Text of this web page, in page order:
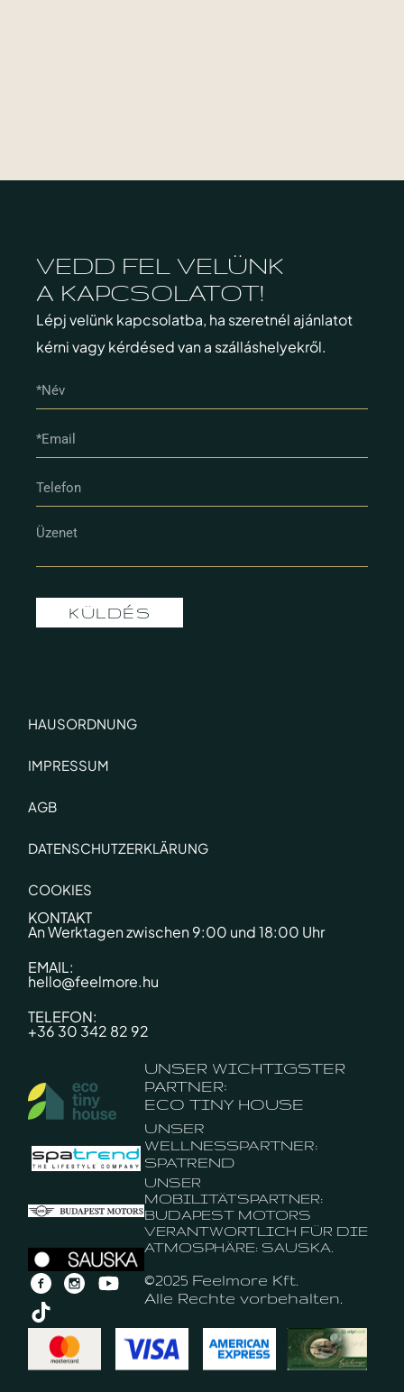
VEDD FEL VELÜNK
A KAPCSOLATOT!
Lépj velünk kapcsolatba, ha szeretnél ajánlatot
kérni vagy kérdésed van a szálláshelyekről.
KÜLDÉS
HAUSORDNUNG
IMPRESSUM
AGB
DATENSCHUTZERKLÄRUNG
COOKIES
KONTAKT
An Werktagen zwischen 9:00 und 18:00 Uhr
EMAIL:
hello@feelmore.hu
TELEFON:
+36 30 342 82 92
UNSER WICHTIGSTER
PARTNER:
ECO TINY HOUSE
UNSER
WELLNESSPARTNER:
SPATREND
UNSER
MOBILITÄTSPARTNER:
BUDAPEST MOTORS
VERANTWORTLICH FÜR DIE
ATMOSPHÄRE: SAUSKA.
©2025 Feelmore Kft.
Alle Rechte vorbehalten.